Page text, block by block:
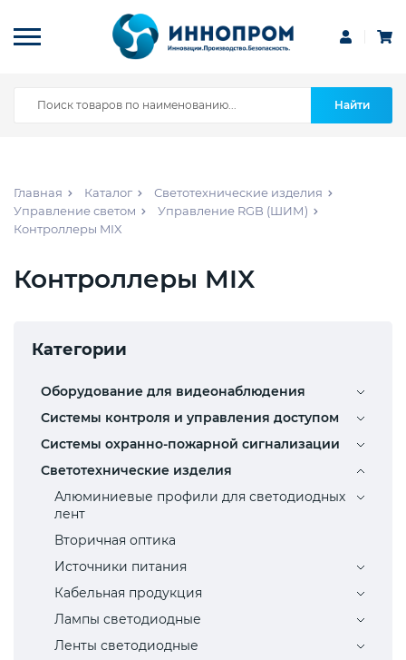
Найти
Главная Каталог
Светотехнические изделия
Управление светом
Управление RGB (ШИМ)
Контроллеры MIX
Контроллеры MIX
Категории
Оборудование для видеонаблюдения
Системы контроля и управления доступом
Системы охранно-пожарной сигнализации
Светотехнические изделия
Алюминиевые профили для светодиодных
лент
Вторичная оптика
Источники питания
Кабельная продукция
Лампы светодиодные
Ленты светодиодные